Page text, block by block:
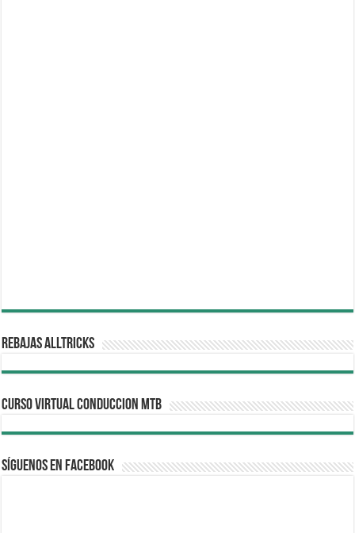
REBAJAS ALLTRICKS
CURSO VIRTUAL CONDUCCION MTB
Síguenos en Facebook